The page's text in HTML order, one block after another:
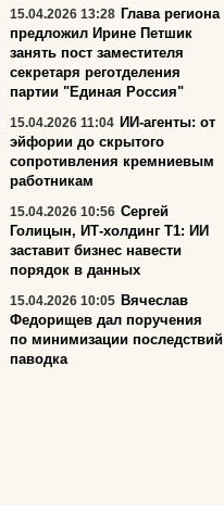
15.04.2026 13:28 Глава региона
предложил Ирине Петшик
занять пост заместителя
секретаря реготделения
партии "Единая Россия"
15.04.2026 11:04 ИИ‑агенты: от
эйфории до скрытого
сопротивления кремниевым
работникам
15.04.2026 10:56 Сергей
Голицын, ИТ-холдинг Т1: ИИ
заставит бизнес навести
порядок в данных
15.04.2026 10:05 Вячеслав
Федорищев дал поручения
по минимизации последствий
паводка